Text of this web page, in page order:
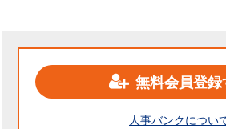
無料会員登録
人事バンクについ